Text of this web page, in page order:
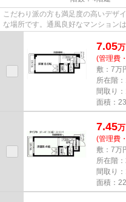
こだわり派の方も満足度の高いデザ
な場所です。通風良好なマンション
7.05万
(管理費
敷：7万
所在階
間取り
面積：
7.45万
(管理費
敷：7万
所在階
間取り
面積：